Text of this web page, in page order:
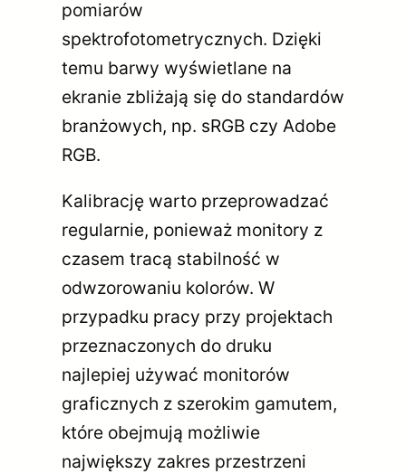
pomiarów
spektrofotometrycznych. Dzięki
temu barwy wyświetlane na
ekranie zbliżają się do standardów
branżowych, np. sRGB czy Adobe
RGB.
Kalibrację warto przeprowadzać
regularnie, ponieważ monitory z
czasem tracą stabilność w
odwzorowaniu kolorów. W
przypadku pracy przy projektach
przeznaczonych do druku
najlepiej używać monitorów
graficznych z szerokim gamutem,
które obejmują możliwie
największy zakres przestrzeni